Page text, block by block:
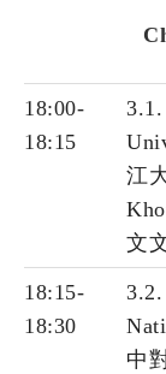
18:00-
18:15
江
文
18:15-
18:30
中